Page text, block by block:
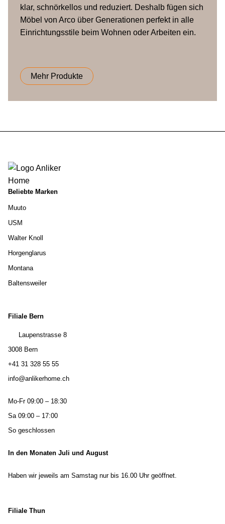
klar, schnörkellos und reduziert. Deshalb fügen sich
Möbel von Arco über Generationen perfekt in alle
Einrichtungsstile beim Wohnen oder Arbeiten ein.
Mehr Produkte
Beliebte Marken
Muuto
USM
Walter Knoll
Horgenglarus
Montana
Baltensweiler
Filiale Bern
Laupenstrasse 8
3008 Bern
+41 31 328 55 55
info@anlikerhome.ch
Mo-Fr 09:00 – 18:30
Sa 09:00 – 17:00
So geschlossen
In den Monaten Juli und August
Haben wir jeweils am Samstag nur bis 16.00 Uhr geöffnet.
Filiale Thun